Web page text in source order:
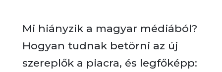
Mi hiányzik a magyar médiából?
Hogyan tudnak betörni az új
szereplők a piacra, és legfőképp: